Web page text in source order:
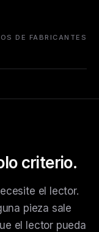
DE FABRICANTES
criterio.
el lector.
pieza sale
el lector pueda